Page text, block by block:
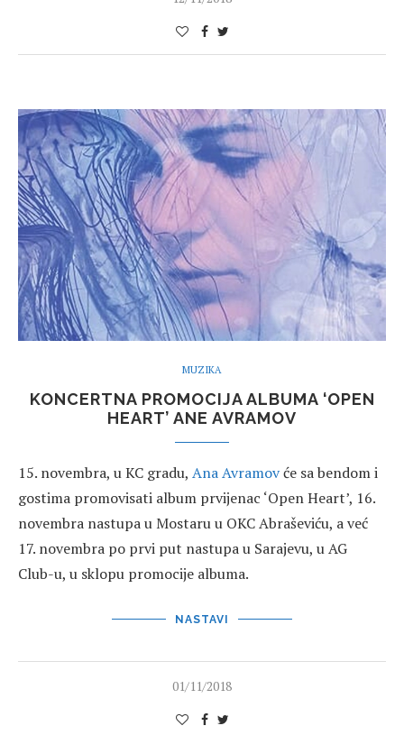
MUZIKA
KONCERTNA PROMOCIJA ALBUMA ‘OPEN
HEART’ ANE AVRAMOV
15. novembra, u KC gradu, Ana Avramovće sa bendom i
gostima promovisati album prvijenac ‘Open Heart’, 16.
novembra nastupa u Mostaru u OKC Abraševiću, a već
17. novembra po prvi put nastupa u Sarajevu, u AG
Club-u, u sklopu promocije albuma.
NASTAVI
01/11/2018